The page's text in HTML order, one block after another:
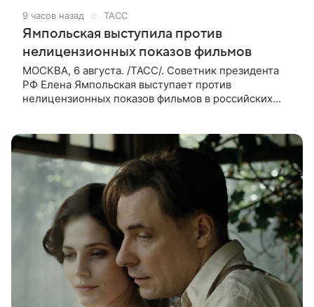
9 часов назад ТАСС
Ямпольская выступила против
нелицензионных показов фильмов
МОСКВА, 6 августа. /ТАСС/. Советник президента
РФ Елена Ямпольская выступает против
нелицензионных показов фильмов в российских